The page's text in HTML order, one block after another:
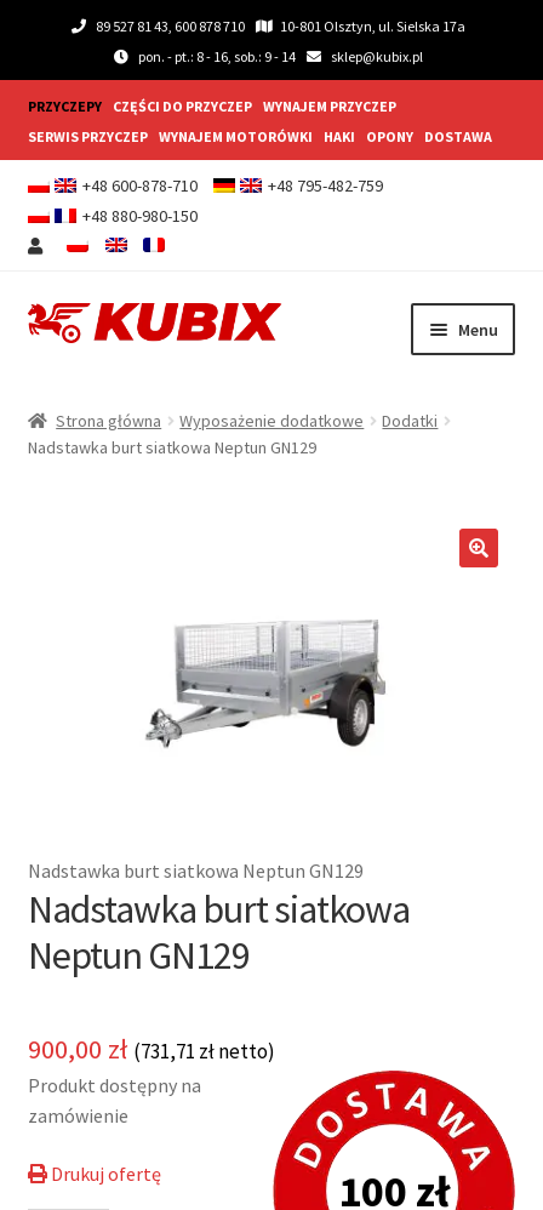
89 527 81 43, 600 878 710
10-801 Olsztyn, ul. Sielska 17a
pon. - pt.: 8 - 16, sob.: 9 - 14
sklep@kubix.pl
PRZYCZEPY CZĘŚCI DO PRZYCZEP
WYNAJEM PRZYCZEP
SERWIS PRZYCZEP
WYNAJEM MOTORÓWKI HAKI OPONY DOSTAWA
+48 600-878-710
+48 795-482-759
+48 880-980-150
Przejdź
Przejdź
Menu
Przyczepy gastronomiczne
menu
Strona główna Wyposażenie dodatkowe
Dodatki
Nadstawka burt siatkowa Neptun GN129
Nadstawka burt siatkowa Neptun GN129
Nadstawka burt siatkowa
Neptun GN129
900,00 zł (731,71 złnetto)
100 zł
Produkt dostępny na
zamówienie
Drukuj ofertę